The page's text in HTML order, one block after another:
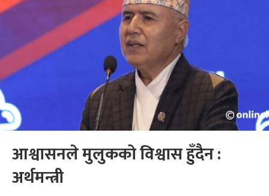
आश्वासनले मुलुकको विश्वास हुँदैन :
अर्थमन्त्री